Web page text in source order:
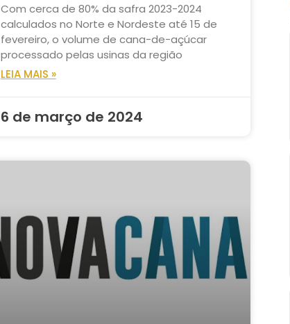
Com cerca de 80% da safra 2023-2024
calculados no Norte e Nordeste até 15 de
fevereiro, o volume de cana-de-açúcar
processado pelas usinas da região
LEIA MAIS »
6 de março de 2024